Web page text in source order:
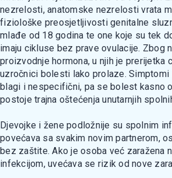
nezrelosti, anatomske nezrelosti vrata
fiziološke preosjetljivosti genitalne
mlađe od 18 godina te one koje su tek
imaju cikluse bez prave ovulacije. Zbog
proizvodnje hormona, u njih je prerijetka
uzročnici bolesti lako prolaze.
blagi i nespecifični, pa se bolest kasno
postoje trajna oštećenja unutarnjih
Djevojke i žene podložnije su spolnim
povećava sa svakim novim partnerom,
bez zaštite. Ako je osoba već zaražena
infekcijom, uvećava se rizik od nove